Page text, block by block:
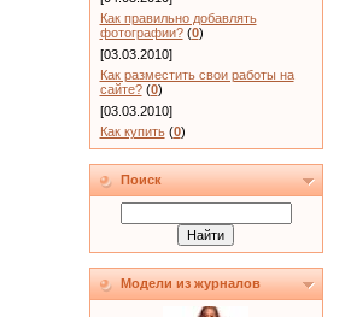
Как правильно добавлять
фотографии? (0)
[03.03.2010]
Как разместить свои работы на
сайте? (0)
[03.03.2010]
Как купить (0)
Поиск
Модели из журналов